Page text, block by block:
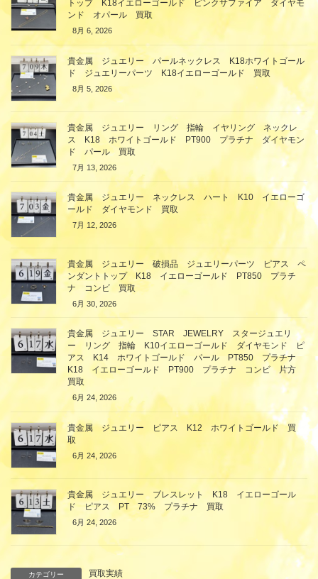
トップ K18イエローゴールド ピンクサファイア ダイヤモ
ンド オパール 買取
8月 6, 2026
貴金属 ジュエリー パールネックレス K18ホワイトゴール
ド ジュエリーパーツ K18イエローゴールド 買取
8月 5, 2026
貴金属 ジュエリー リング 指輪 イヤリング ネックレ
ス K18 ホワイトゴールド PT900 プラチナ ダイヤモン
ド パール 買取
7月 13, 2026
貴金属 ジュエリー ネックレス ハート K10 イエローゴ
ールド ダイヤモンド 買取
7月 12, 2026
貴金属 ジュエリー 破損品 ジュエリーパーツ ピアス ペ
ンダントトップ K18 イエローゴールド PT850 プラチ
ナ コンビ 買取
6月 30, 2026
貴金属 ジュエリー STAR JEWELRY スタージュエリ
ー リング 指輪 K10イエローゴールド ダイヤモンド ピ
アス K14 ホワイトゴールド パール PT850 プラチナ
K18 イエローゴールド PT900 プラチナ コンビ 片方
買取
6月 24, 2026
貴金属 ジュエリー ピアス K12 ホワイトゴールド 買
取
6月 24, 2026
貴金属 ジュエリー ブレスレット K18 イエローゴール
ド ピアス PT 73% プラチナ 買取
6月 24, 2026
カテゴリー 買取実績